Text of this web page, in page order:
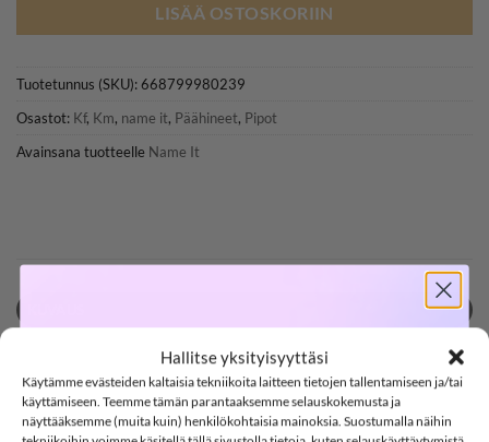
Hallitse yksityisyyttäsi
Käytämme evästeiden kaltaisia tekniikoita laitteen tietojen tallentamiseen ja/tai
käyttämiseen. Teemme tämän parantaaksemme selauskokemusta ja
näyttääksemme (muita kuin) henkilökohtaisia mainoksia. Suostumalla näihin
LISÄÄ OSTOSKORIIN
Tuotetunnus (SKU):668799980239
Osastot: Kf, Km, name it, Päähineet, Pipot
Avainsana tuotteelle Name It
ARVIOT (0)
NAME IT NKNMAB neulepipo, Black
SOFTSHELL
-15%